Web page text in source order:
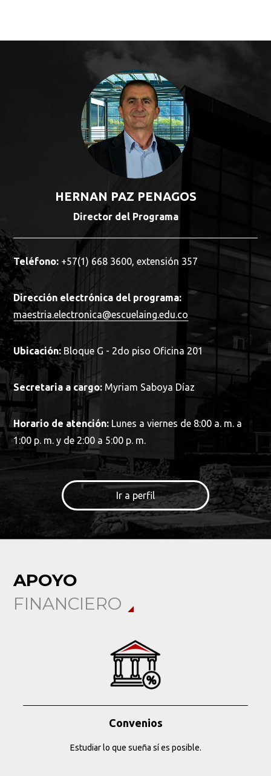
HERNAN PAZ PENAGOS
Director del Programa
Teléfono: +57(1) 668 3600, extensión 357
Dirección electrónica del programa:
maestria.electronica@escuelaing.edu.co
Ubicación: Bloque G - 2do piso Oficina 201
Secretaria a cargo: Myriam Saboya Díaz
Horario de atención: Lunes a viernes de 8:00 a. m. a
1:00 p. m. y de 2:00 a 5:00 p. m.
Ir a perfil
APOYO
FINANCIERO
Convenios
Estudiar lo que sueña sí es posible.